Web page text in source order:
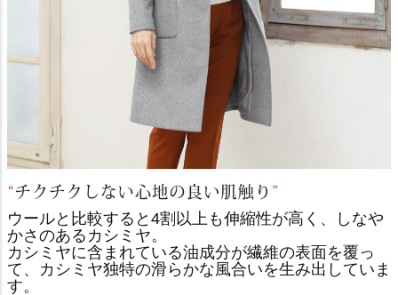
ウールと比較すると4割以上も伸縮性が高く、しなや
かさのあるカシミヤ。
カシミヤに含まれている油成分が繊維の表面を覆っ
て、カシミヤ独特の滑らかな風合いを生み出していま
す。